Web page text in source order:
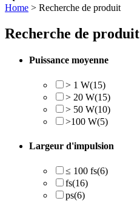
Home ˃ Recherche de produit
Recherche de produit
Puissance moyenne
> 1 W(15)
> 20 W(15)
> 50 W(10)
>100 W(5)
Largeur d'impulsion
≤ 100 fs(6)
fs(16)
ps(6)